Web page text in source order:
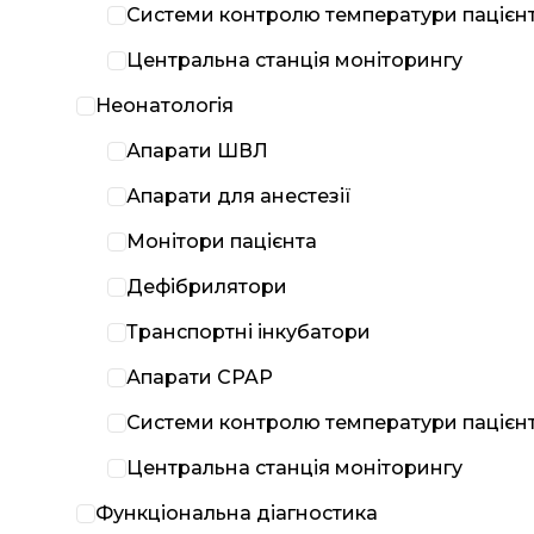
Системи контролю температури
Центральна станція моніторингу
Неонатологія
Апарати ШВЛ
Апарати для анестезії
Монітори пацієнта
Дефібрилятори
Транспортні інкубатори
Апарати CPAP
Системи контролю температури
Центральна станція моніторингу
Функціональна діагностика